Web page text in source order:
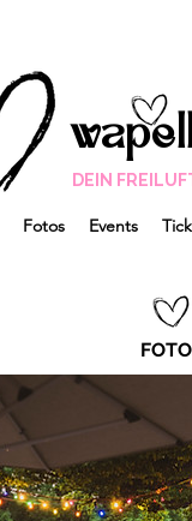
DEIN
Fotos Events